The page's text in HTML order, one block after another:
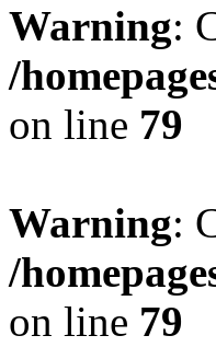
Warning:
/
on line 79
Warning:
/
on line 79